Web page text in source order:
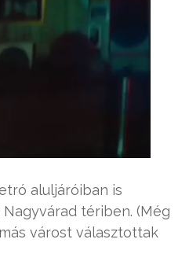
aluljáróiban is
tériben. (Még
várost választottak